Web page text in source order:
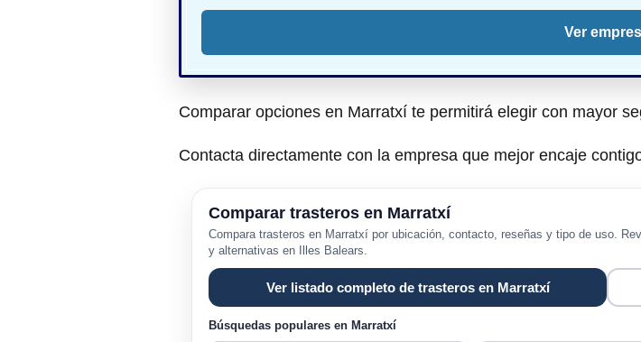
Ver
Comparar opciones en Marratxí te permitirá elegir con mayor
Contacta directamente con la empresa que mejor encaje
Comparar trasteros en Marratxí
Compara trasteros en Marratxí por ubicación, contacto, reseñas y tipo de uso.
y alternativas en Illes Balears.
Ver listado completo de trasteros en Marratxí
Búsquedas populares en Marratxí